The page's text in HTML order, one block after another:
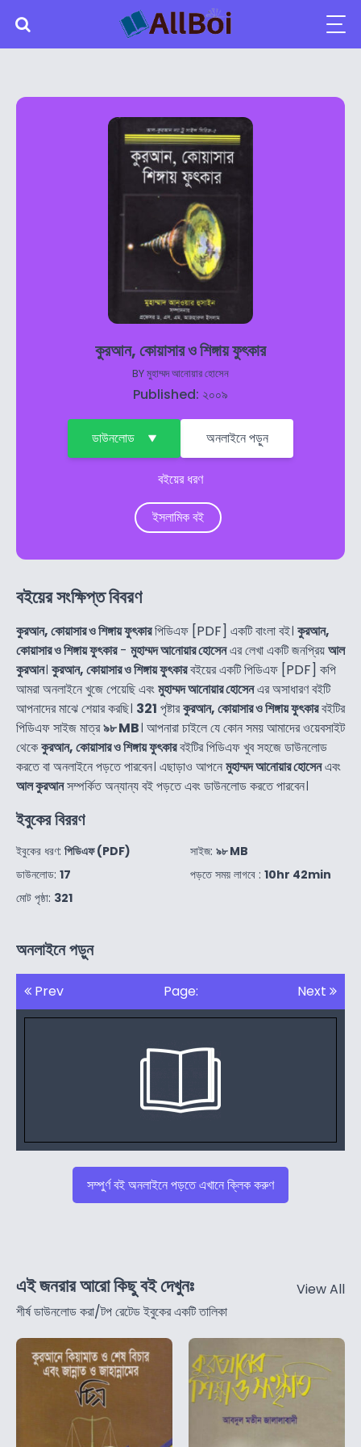
কুরআন, কোয়াসার ও শিঙ্গায় ফুৎকার
BYমুহাম্মদ আনোয়ার হোসেন
Published: ২০০৯
ডাউনলোড অনলাইনে পড়ুন
বইয়ের ধরণ
ইসলামিক বই
বইয়ের সংক্ষিপ্ত বিবরণ
কুরআন, কোয়াসার ও শিঙ্গায় ফুৎকারপিডিএফ [PDF] একটি বাংলা বই। কুরআন,
কোয়াসার ও শিঙ্গায় ফুৎকার- মুহাম্মদ আনোয়ার হোসেনএর লেখা একটি জনপ্রিয়আল
কুরআন। কুরআন, কোয়াসার ও শিঙ্গায় ফুৎকারবইয়ের একটি পিডিএফ [PDF] কপি
আমরা অনলাইনে খুজে পেয়েছি এবংমুহাম্মদ আনোয়ার হোসেনএর অসাধারণ বইটি
আপনাদের মাঝে শেয়ার করছি। 321 পৃষ্টারকুরআন, কোয়াসার ও শিঙ্গায় ফুৎকারবইটির
পিডিএফ সাইজ মাত্র৯৮ MB। আপনারা চাইলে যে কোন সময় আমাদের ওয়েবসাইট
থেকেকুরআন, কোয়াসার ও শিঙ্গায় ফুৎকারবইটির পিডিএফ খুব সহজে ডাউনলোড
করতে বা অনলাইনে পড়তে পারবেন। এছাড়াও আপনেমুহাম্মদ আনোয়ার হোসেনএবং
আল কুরআনসম্পর্কিত অন্যান্য বই পড়তে এবং ডাউনলোড করতে পারবেন।
ইবুকের বিররণ
ইবুকের ধরণ: পিডিএফ (PDF)
ডাউনলোড: 17
মোট পৃষ্ঠা: 321
সাইজ: ৯৮ MB
পড়তে সময় লাগবে : 10hr 42min
অনলাইনে পড়ুন
Prev Page: Next
সম্পুর্ণ বই অনলাইনে পড়তে এখানে ক্লিক করুণ
এই জনরার আরো কিছু বই দেখুনঃ
শীর্ষ ডাউনলোড করা/টপ রেটেড ইবুকের একটি তালিকা
View All